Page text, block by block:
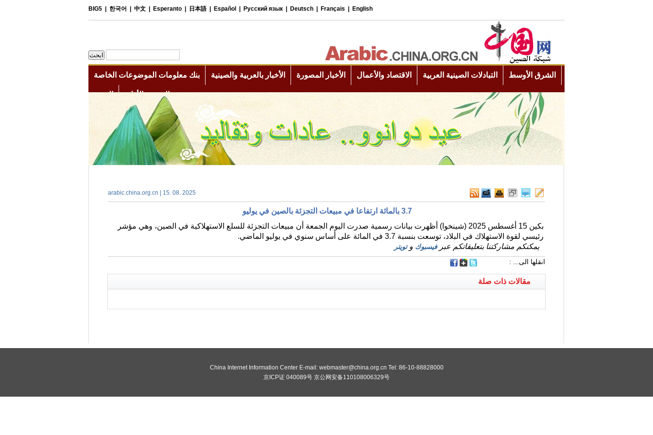
arabic.china.org.cn | 15. 08. 2025
3.7 بالمائة ارتفاعا في مبيعات التجزئة بالصين في يوليو
بكين 15 أغسطس 2025 (شينخوا) أظهرت بيانات رسمية صدرت اليوم الجمعة أن مبيعات التجزئة للسلع الاستهلاكية في الصين، وهي مؤشر
رئيسي لقوة الاستهلاك في البلاد، توسعت بنسبة 3.7 في المائة على أساس سنوي في يوليو الماضي.
يمكنكم مشاركتنا بتعليقاتكم عبرفيسبوك وتويتر
انقلها الى... :
مقالات ذات صلة
China Internet Information Center E-mail: webmaster@china.org.cn Tel: 86-10-88828000
京ICP证 040089号 京公网安备110108006329号